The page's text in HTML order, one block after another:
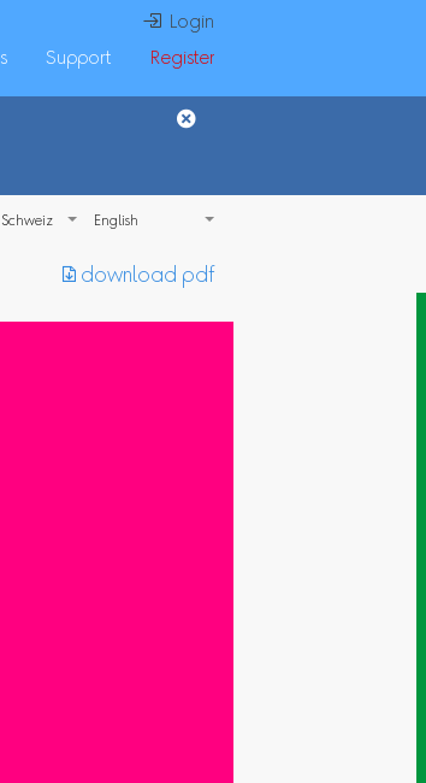
 Login
Support Register
Schweiz
︎ download pdf